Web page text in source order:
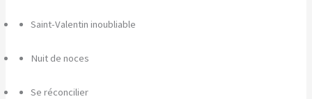
Saint-Valentin inoubliable
Nuit de noces
Se réconcilier